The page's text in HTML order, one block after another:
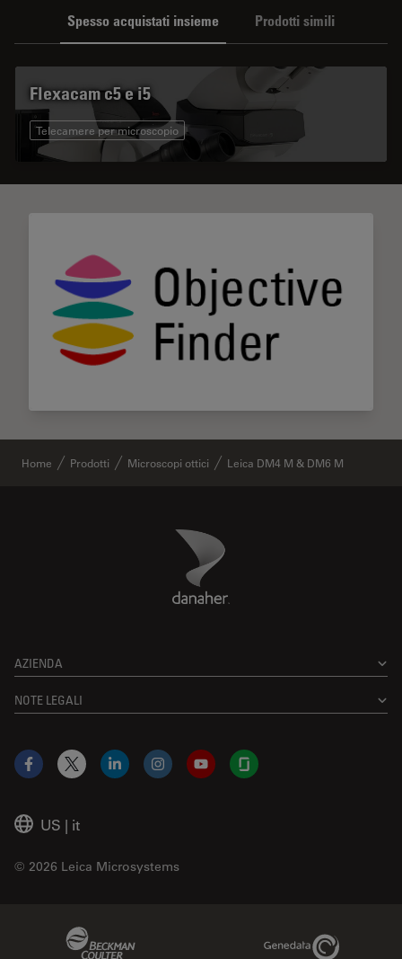
Spesso acquistati insieme Prodotti simili
Flexacam c5 e i5
Telecamere per microscopio
Home Prodotti Microscopi ottici Leica DM4 M & DM6 M
Danaher Logo
AZIENDA
NOTE LEGALI
US | it
© 2026 Leica Microsystems
Facebook
X LinkedInInstagramYouTubeGlassdoor
Genedata Link